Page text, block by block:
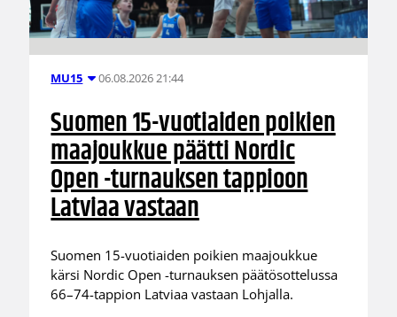
MU15 06.08.2026 21:44
Suomen 15-vuotiaiden poikien
maajoukkue päätti Nordic
Open -turnauksen tappioon
Latviaa vastaan
Suomen 15-vuotiaiden poikien maajoukkue
kärsi Nordic Open -turnauksen päätösottelussa
66–74-tappion Latviaa vastaan Lohjalla.